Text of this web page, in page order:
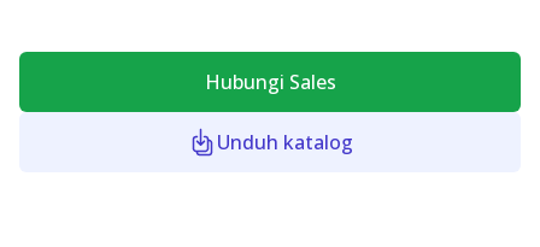
Hubungi Sales
Unduh katalog